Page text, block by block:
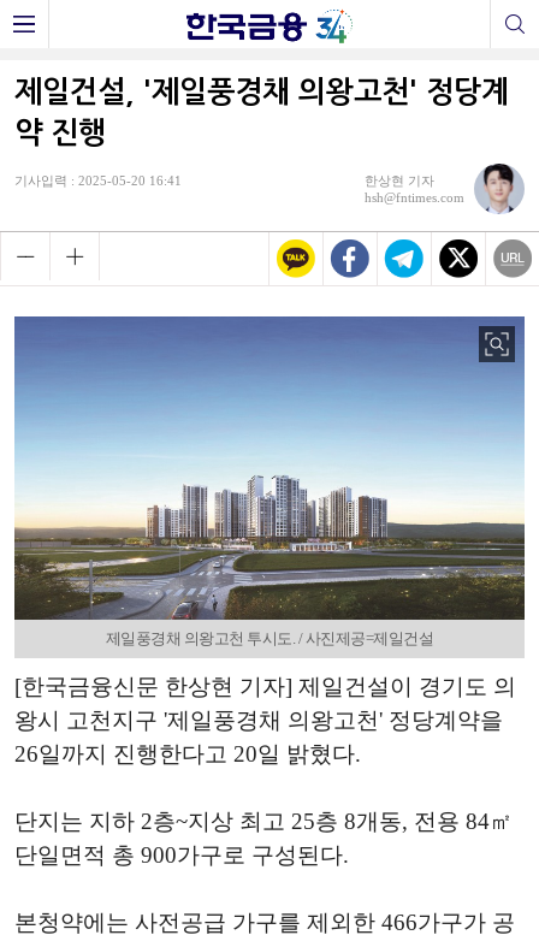
제일건설, '제일풍경채 의왕고천' 정당계
약 진행
기사입력 : 2025-05-20 16:41
한상현 기자
hsh@fntimes.com
제일풍경채 의왕고천 투시도. / 사진제공=제일건설
[한국금융신문 한상현 기자] 제일건설이 경기도 의
왕시 고천지구 '제일풍경채 의왕고천' 정당계약을
26일까지 진행한다고 20일 밝혔다.
단지는 지하 2층~지상 최고 25층 8개동, 전용 84㎡
단일면적 총 900가구로 구성된다.
본청약에는 사전공급 가구를 제외한 466가구가 공